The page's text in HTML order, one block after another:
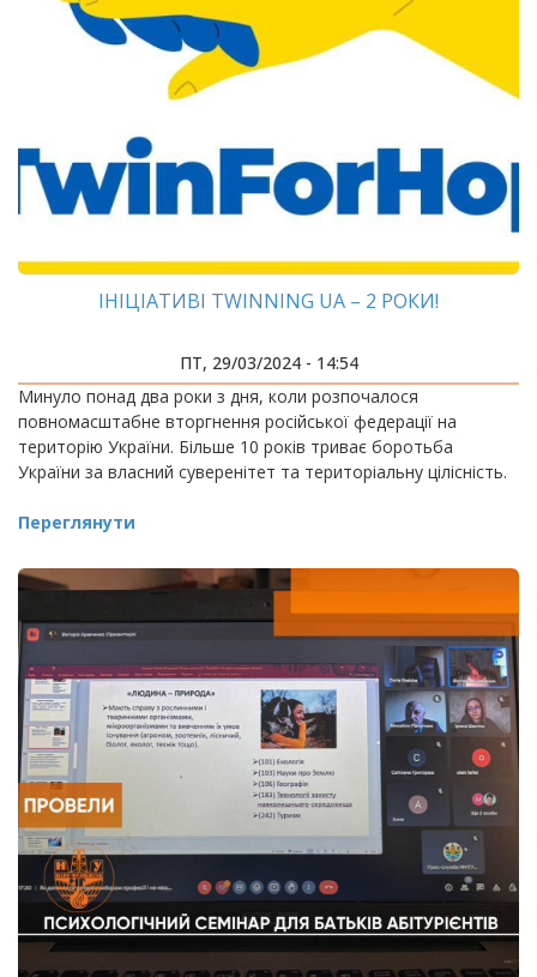
ІНІЦІАТИВІ TWINNING UA – 2 РОКИ!
ПТ, 29/03/2024 - 14:54
Минуло понад два роки з дня, коли розпочалося
повномасштабне вторгнення російської федерації на
територію України. Більше 10 років триває боротьба
України за власний суверенітет та територіальну цілісність.
Переглянути